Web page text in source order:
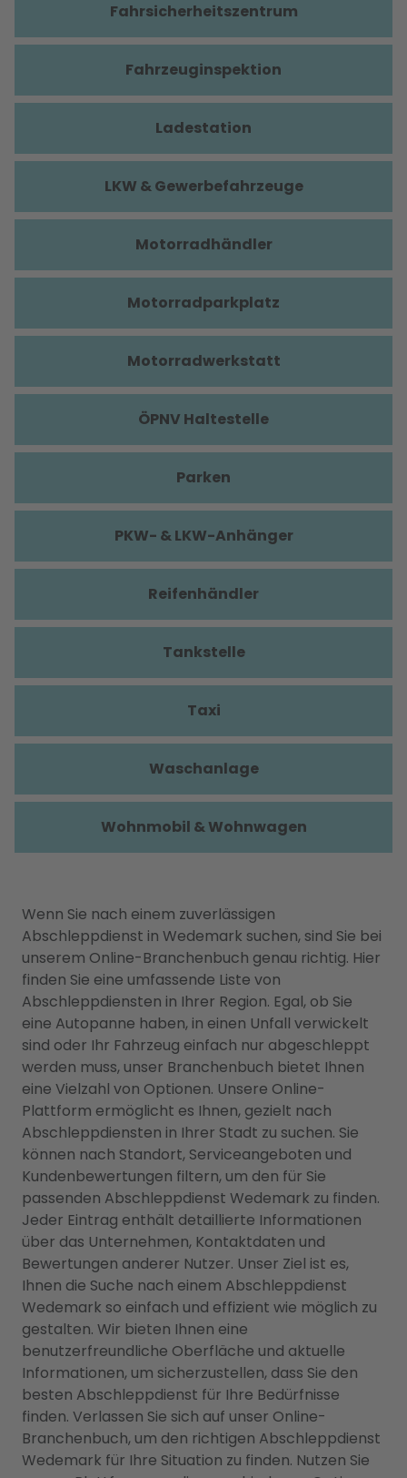
Wenn Sie nach einem zuverlässigen
Abschleppdienst in Wedemark suchen, sind Sie bei
unserem Online-Branchenbuch genau richtig. Hier
finden Sie eine umfassende Liste von
Abschleppdiensten in Ihrer Region. Egal, ob Sie
eine Autopanne haben, in einen Unfall verwickelt
sind oder Ihr Fahrzeug einfach nur abgeschleppt
werden muss, unser Branchenbuch bietet Ihnen
eine Vielzahl von Optionen. Unsere Online-
Plattform ermöglicht es Ihnen, gezielt nach
Abschleppdiensten in Ihrer Stadt zu suchen. Sie
können nach Standort, Serviceangeboten und
Kundenbewertungen filtern, um den für Sie
passenden Abschleppdienst Wedemark zu finden.
Jeder Eintrag enthält detaillierte Informationen
über das Unternehmen, Kontaktdaten und
Bewertungen anderer Nutzer. Unser Ziel ist es,
Ihnen die Suche nach einem Abschleppdienst
Wedemark so einfach und effizient wie möglich zu
gestalten. Wir bieten Ihnen eine
benutzerfreundliche Oberfläche und aktuelle
Informationen, um sicherzustellen, dass Sie den
besten Abschleppdienst für Ihre Bedürfnisse
finden. Verlassen Sie sich auf unser Online-
Branchenbuch, um den richtigen Abschleppdienst
Wedemark für Ihre Situation zu finden. Nutzen Sie
Fahrsicherheitszentrum
Fahrzeuginspektion
Ladestation
LKW & Gewerbefahrzeuge
Motorradhändler
Motorradparkplatz
Motorradwerkstatt
ÖPNV Haltestelle
Parken
PKW- & LKW-Anhänger
Reifenhändler
Tankstelle
Taxi
Waschanlage
Wohnmobil & Wohnwagen